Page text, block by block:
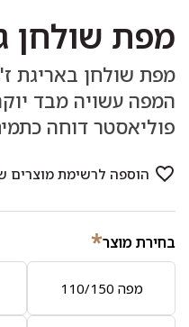
מפת שולחן
מפת שולחן באריגת
פוליאסטר דוחה
בחירת מוצר*
מפה 110/150